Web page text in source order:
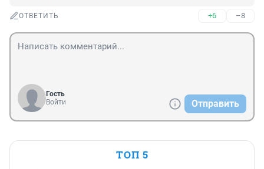
ОТВЕТИТЬ +6 –8
Гость
Войти
Отправить
ТОП 5